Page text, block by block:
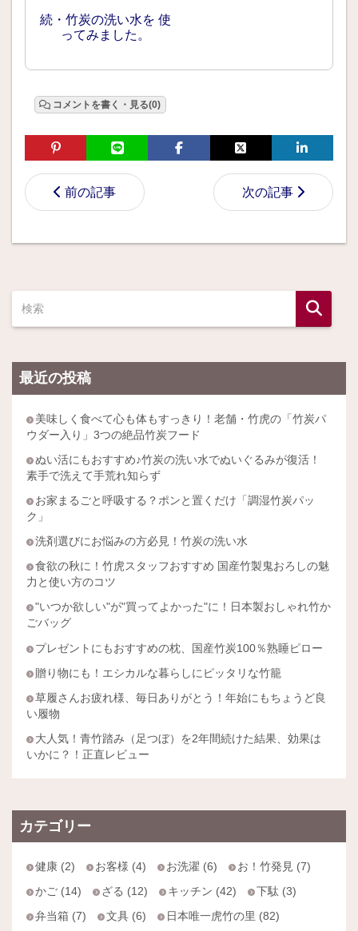
続・竹炭の洗い水を 使
ってみました。
コメントを書く・見る(0)
前の記事 次の記事
最近の投稿
美味しく食べて心も体もすっきり！老舗・竹虎の「竹炭パ
ウダー入り」3つの絶品竹炭フード
ぬい活にもおすすめ♪竹炭の洗い水でぬいぐるみが復活！
素手で洗えて手荒れ知らず
お家まるごと呼吸する？ポンと置くだけ「調湿竹炭パッ
ク」
洗剤選びにお悩みの方必見！竹炭の洗い水
食欲の秋に！竹虎スタッフおすすめ 国産竹製鬼おろしの魅
力と使い方のコツ
"いつか欲しい"が"買ってよかった"に！日本製おしゃれ竹か
ごバッグ
プレゼントにもおすすめの枕、国産竹炭100％熟睡ピロー
贈り物にも！エシカルな暮らしにピッタリな竹籠
草履さんお疲れ様、毎日ありがとう！年始にもちょうど良
い履物
大人気！青竹踏み（足つぼ）を2年間続けた結果、効果は
いかに？！正直レビュー
カテゴリー
健康 (2) お客様 (4) お洗濯 (6)
お！竹発見 (7)
かご (14)
ざる (12) キッチン (42)
下駄 (3)
弁当箱 (7)
文具 (6)
日本唯一虎竹の里 (82)